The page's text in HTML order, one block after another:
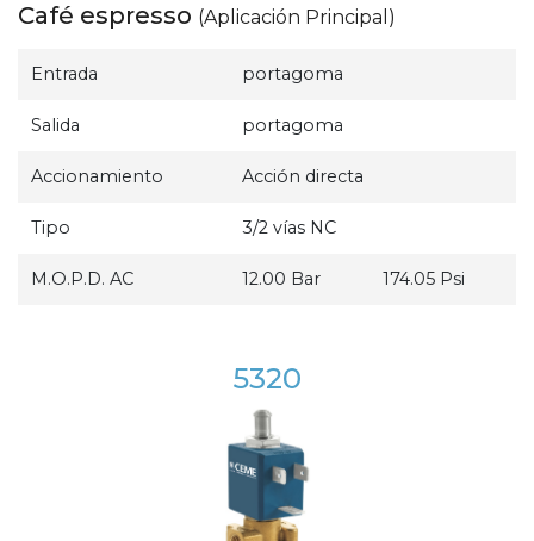
Café espresso (Aplicación Principal)
Entrada portagoma
Salida portagoma
Accionamiento Acción directa
Tipo 3/2 vías NC
M.O.P.D. AC 12.00 Bar 174.05 Psi
5320